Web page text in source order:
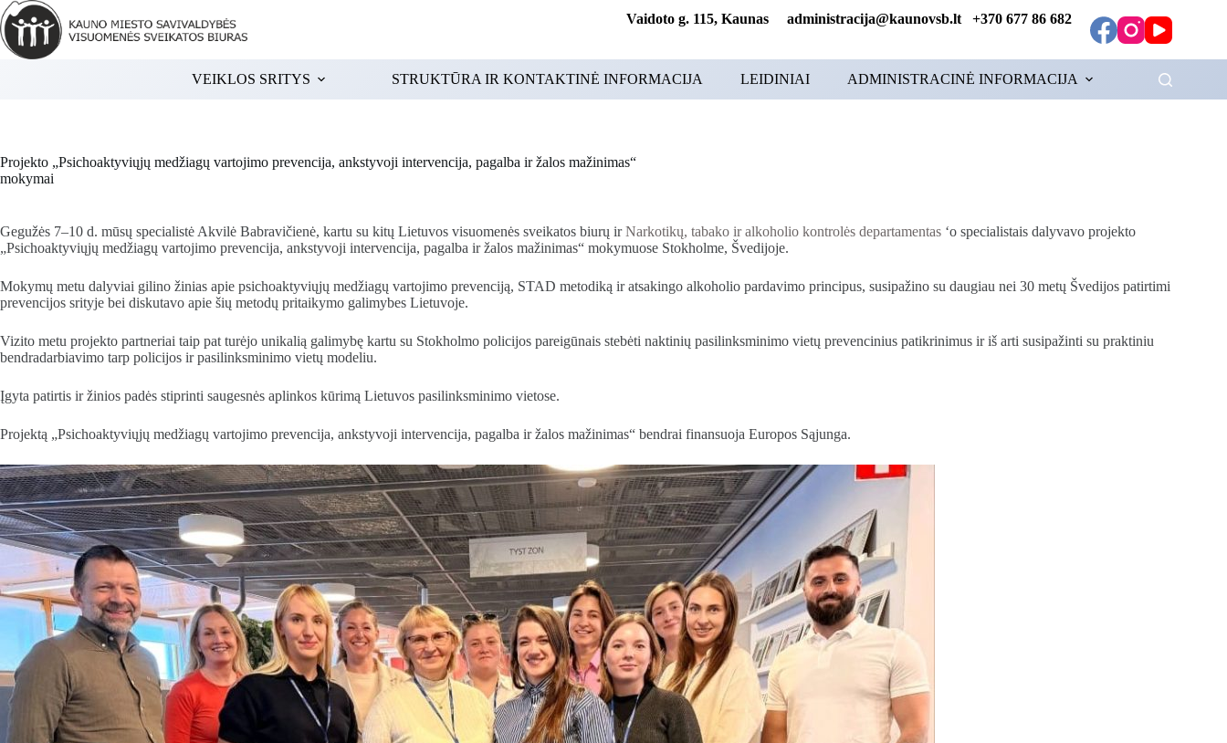
Skip
to
content
Vaidoto g. 115, Kaunas administracija@kaunovsb.lt +370 677 86 682
VEIKLOS SRITYS STRUKTŪRA IR KONTAKTINĖ INFORMACIJA LEIDINIAI ADMINISTRACINĖ INFORMACIJA
Projekto „Psichoaktyviųjų medžiagų vartojimo prevencija, ankstyvoji intervencija, pagalba ir žalos mažinimas“
mokymai
Gegužės 7–10 d. mūsų specialistė Akvilė Babravičienė, kartu su kitų Lietuvos visuomenės sveikatos biurų irNarkotikų, tabako ir alkoholio kontrolės departamentas ‘o specialistais dalyvavo projekto
„Psichoaktyviųjų medžiagų vartojimo prevencija, ankstyvoji intervencija, pagalba ir žalos mažinimas“ mokymuose Stokholme, Švedijoje.
Mokymų metu dalyviai gilino žinias apie psichoaktyviųjų medžiagų vartojimo prevenciją, STAD metodiką ir atsakingo alkoholio pardavimo principus, susipažino su daugiau nei 30 metų Švedijos patirtimi
prevencijos srityje bei diskutavo apie šių metodų pritaikymo galimybes Lietuvoje.
Vizito metu projekto partneriai taip pat turėjo unikalią galimybę kartu su Stokholmo policijos pareigūnais stebėti naktinių pasilinksminimo vietų prevencinius patikrinimus ir iš arti susipažinti su praktiniu
bendradarbiavimo tarp policijos ir pasilinksminimo vietų modeliu.
Įgyta patirtis ir žinios padės stiprinti saugesnės aplinkos kūrimą Lietuvos pasilinksminimo vietose.
Projektą „Psichoaktyviųjų medžiagų vartojimo prevencija, ankstyvoji intervencija, pagalba ir žalos mažinimas“ bendrai finansuoja Europos Sąjunga.